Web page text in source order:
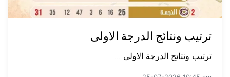
ترتيب ونتائج الدرجة الاولى
ترتيب ونتائج الدرجة الاولى ...